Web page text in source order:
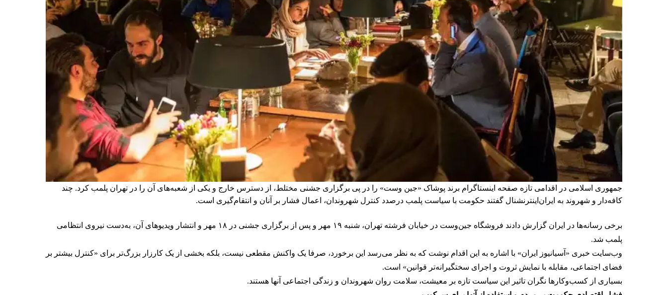
جمهوری اسلامی در اقدامی تازه صفحه اینستاگرام برند پوشاک «جین وست» را در پی برگزاری جشنی مختلط، از دسترس خارج و یکی از شعبه‌های آن را در تهران پلمب کرد. چند
کافه‌‌دار و شهروند به ایران‌اینترنشنال گفتند حکومت با سیاست پلمب درصدد کنترل شهروندان، اعمال فشار بر آنان و انتقام‌گیری است.
برخی رسانه‌ها در ایران گزارش دادند فروشگاه جین‌وست در خیابان فرشته تهران، شنبه ۱۹ مهر و پس از برگزاری جشنی در ۱۸ مهر و انتشار ویدیوهای آن، به‌دست نیروی انتظامی
پلمب شد.
وب‌سایت خبری «آسیانیوز ایران» با اشاره به این اقدام نوشت که به نظر می‌رسد این برخورد، صرفا یک واکنش مقطعی نیست، بلکه بخشی از یک کارزار بزرگ‌تر برای «کنترل بیشتر بر
فضای اجتماعی، مقابله با نمایش ثروت و اجرای سختگیرانه‌تر قوانین» است.
بسیاری از کسب‌وکارها نگران تاثیر این سیاست‌ تازه بر معیشت، سلامت روان شهروندان و زندگی اجتماعی آنها هستند.